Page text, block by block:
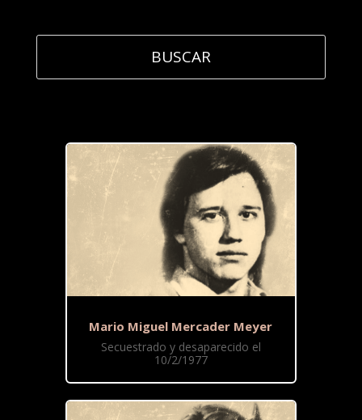
Mario Miguel Mercader Meyer
Secuestrado y desaparecido el
10/2/1977